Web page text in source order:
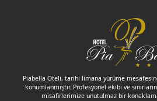
Piabella Oteli, tarihi limana yürüme
konumlanmıştır. Profesyonel ekibi ve
misafirlerimize unutulmaz bir